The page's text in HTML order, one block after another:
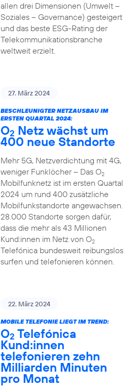
allen drei Dimensionen (Umwelt –
Soziales – Governance) gesteigert
und das beste ESG-Rating der
Telekommunikationsbranche
weltweit erzielt.
27. März 2024
BESCHLEUNIGTER NETZAUSBAU IM
ERSTEN QUARTAL 2024:
O2 Netz wächst um
400 neue Standorte
Mehr 5G, Netzverdichtung mit 4G,
weniger Funklöcher – Das O2
Mobilfunknetz ist im ersten Quartal
2024 um rund 400 zusätzliche
Mobilfunkstandorte angewachsen.
28.000 Standorte sorgen dafür,
dass die mehr als 43 Millionen
Kund:innen im Netz von O2
Telefónica bundesweit reibungslos
surfen und telefonieren können.
22. März 2024
MOBILE TELEFONIE LIEGT IM TREND:
O2 Telefónica
Kund:innen
telefonieren zehn
Milliarden Minuten
pro Monat